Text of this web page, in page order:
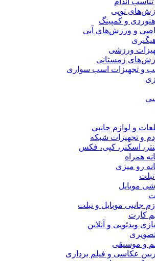
توپی
و کمپینگ
و ورزش‌های آبی
ورزشی
زمستانی
و تجهیزات اسب سواری
و لوازم جانبی
و تجهیزات شبکه
اسکنر، کپی، فکس
همراه
رو میزی
موبایل
جانبی موبایل و تبلت
کارت
ویدئویی و آنلاین
و موسیقی
عکاسی و فیلم برداری